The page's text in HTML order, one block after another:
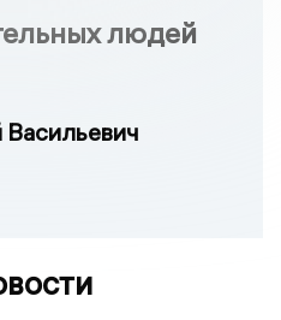
людей